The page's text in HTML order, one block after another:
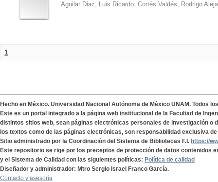
Aguilar Diaz, Luis Ricardo; Cortés Valdés, Rodrigo
1
Hecho en México. Universidad Nacional Autónoma de México UNAM. Todos
Este es un portal integrado a la página web institucional de la Facultad de
distintos sitios web, sean páginas electrónicas personales de investigación o
los textos como de las páginas electrónicas, son responsabilidad exclusiva
Sitio administrado por la Coordinación del Sistema de Bibliotecas F.I. https://
Este repositorio se rige por los preceptos de protección de datos contenidos
y el Sistema de Calidad con las siguientes políticas: Política de calidad
Diseñador y administrador: Mtro Sergio Israel Franco García.
Contacto y asesoría